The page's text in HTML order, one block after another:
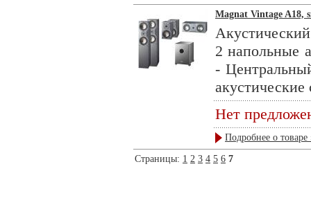
Magnat Vintage A18,
2 напольные
-
Нет
Подробнее о товаре
Страницы: 1 2 3 4 5 6 7